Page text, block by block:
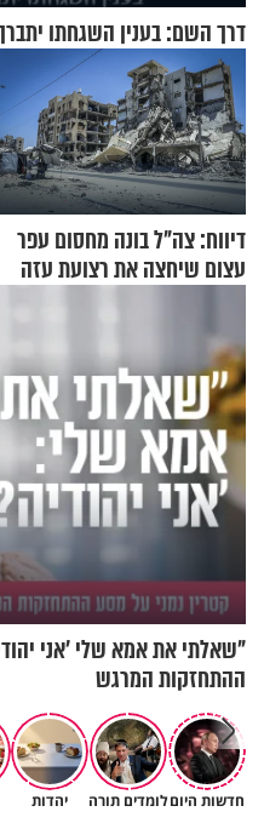
דרך השם: בענין השגחתו יתברך בכלל
דיווח: צה"ל בונה מחסום עפר
עצום שיחצה את רצועת עזה
"שאלתי את אמא שלי 'אני
ההתחזקות המרגש
חדשות היוםלומדים תורה יהדות